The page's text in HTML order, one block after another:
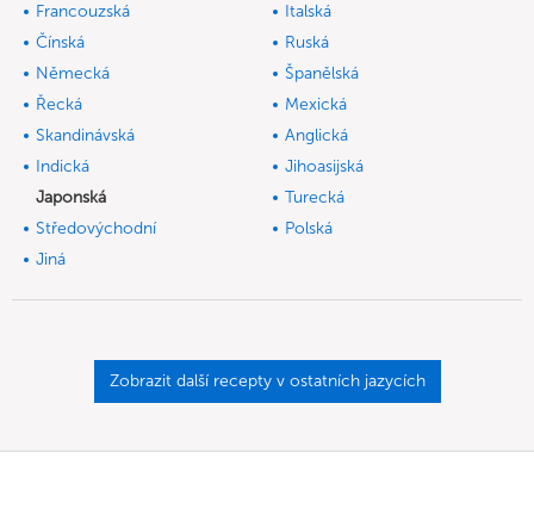
Francouzská
Italská
Čínská
Ruská
Německá
Španělská
Řecká
Mexická
Skandinávská
Anglická
Indická
Jihoasijská
Japonská
Turecká
Středovýchodní
Polská
Jiná
Zobrazit další recepty v ostatních jazycích